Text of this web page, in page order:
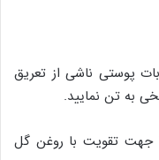
پوستی ناشی از تعریق
به تن نمایید.
تقویت با روغن گل